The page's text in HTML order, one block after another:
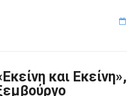
και Εκείνη»,